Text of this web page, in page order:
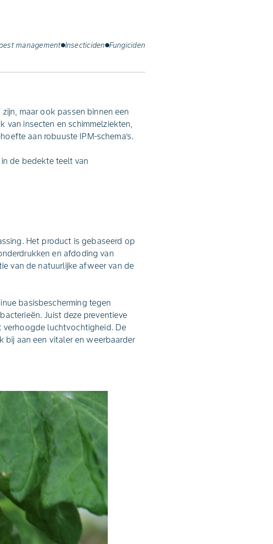
management Insecticiden Fungiciden
maar ook passen binnen een
insecten en schimmelziekten,
aan robuuste IPM‑schema’s.
de bedekte teelt van
Het product is gebaseerd op
en afdoding van
van de natuurlijke afweer van de
basisbescherming tegen
Juist deze preventieve
verhoogde luchtvochtigheid. De
aan een vitaler en weerbaarder